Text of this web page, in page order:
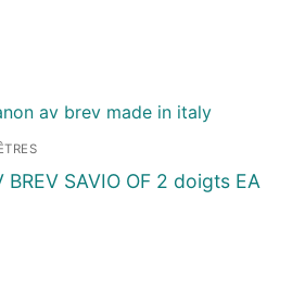
SAVIO OF 2 doigts EA